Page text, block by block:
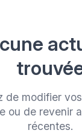
de modifier
ou de revenir
récentes.